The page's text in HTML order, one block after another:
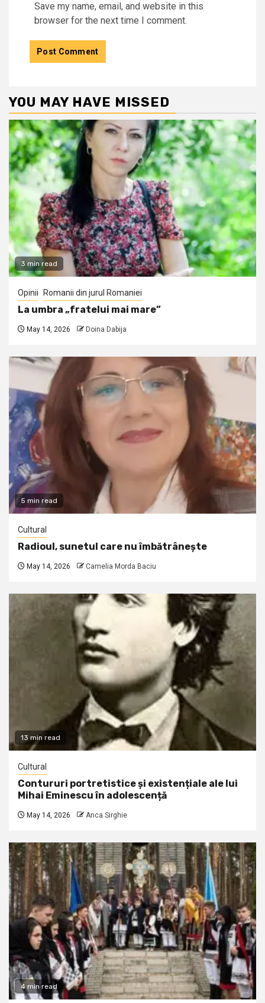
Save my name, email, and website in this
browser for the next time I comment.
YOU MAY HAVE MISSED
3 min read
Opinii Romanii din jurul Romaniei
La umbra „fratelui mai mare”
May 14, 2026 Doina Dabija
5 min read
Cultural
Radioul, sunetul care nu îmbătrânește
May 14, 2026 Camelia Morda Baciu
13 min read
Cultural
Contururi portretistice și existențiale ale lui
Mihai Eminescu în adolescență
May 14, 2026 Anca Sirghie
4 min read